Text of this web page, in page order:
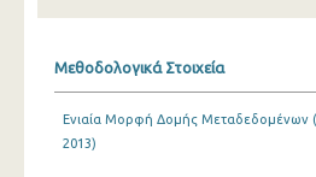
2015
Μεθοδολογικά Στοιχεία
Ενιαία Μορφή Δομής Μεταδεδομένων
2013)